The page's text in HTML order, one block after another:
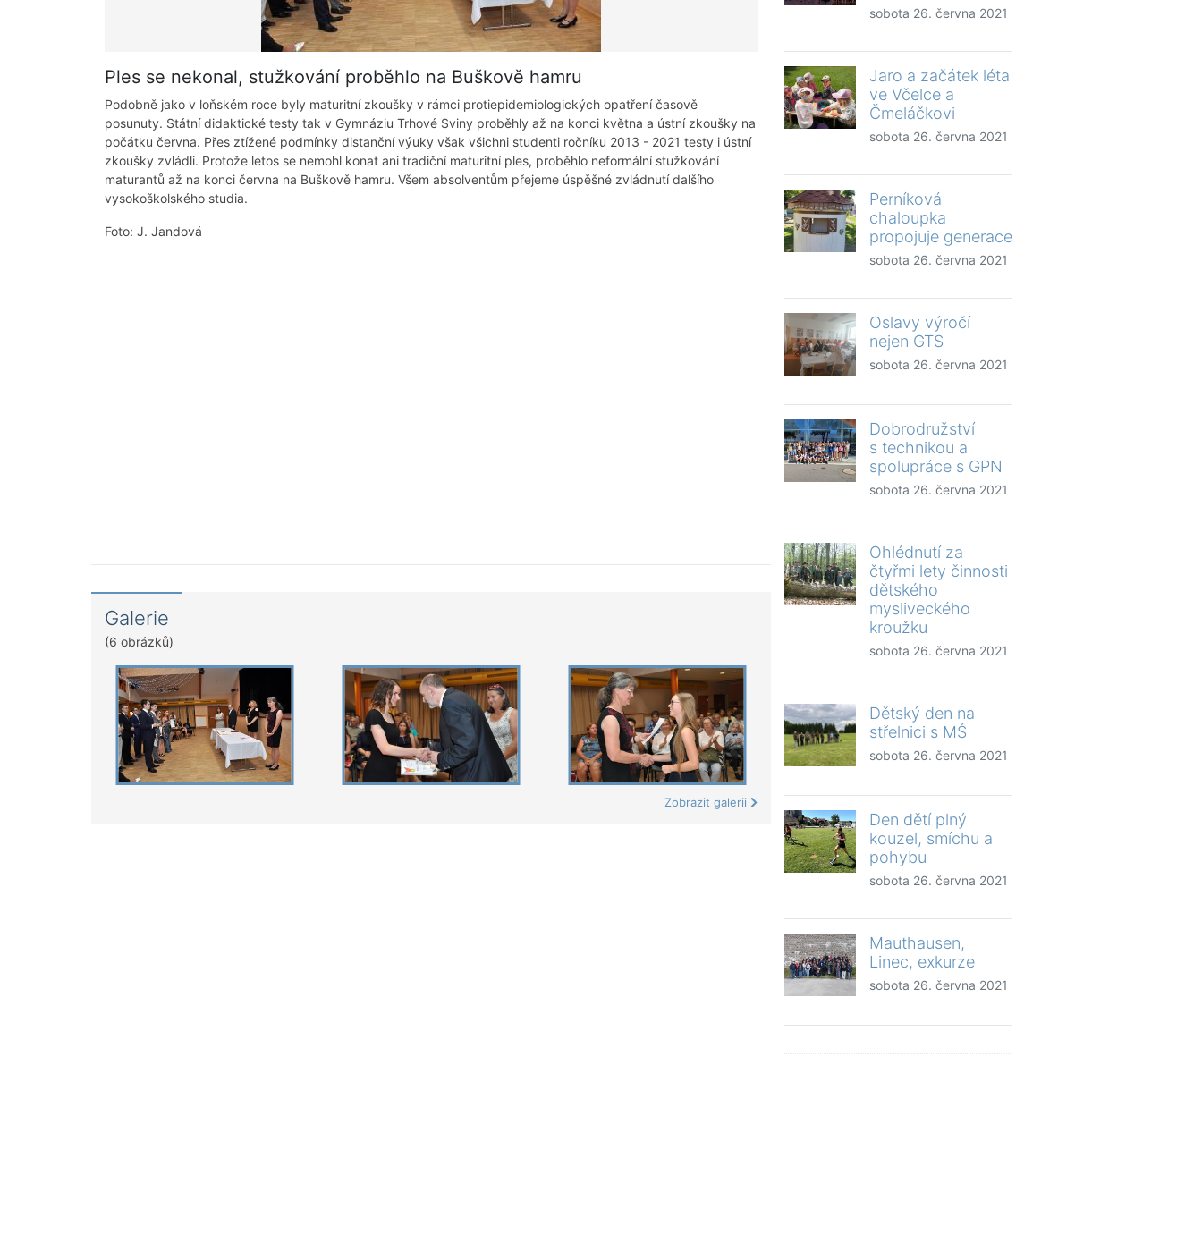
Ples se nekonal, stužkování proběhlo na Buškově hamru
Podobně jako v loňském roce byly maturitní zkoušky v rámci protiepidemiologických opatření časově
posunuty. Státní didaktické testy tak v Gymnáziu Trhové Sviny proběhly až na konci května a ústní zkoušky na
počátku června. Přes ztížené podmínky distanční výuky však všichni studenti ročníku 2013 - 2021 testy i ústní
zkoušky zvládli. Protože letos se nemohl konat ani tradiční maturitní ples, proběhlo neformální stužkování
maturantů až na konci června na Buškově hamru. Všem absolventům přejeme úspěšné zvládnutí dalšího
vysokoškolského studia.
Foto: J. Jandová
Galerie
(6 obrázků)
Zobrazit galerii
sobota 26. června 2021
Jaro a začátek léta
ve Včelce a
Čmeláčkovi
sobota 26. června 2021
Perníková
chaloupka
propojuje generace
sobota 26. června 2021
Oslavy výročí
nejen GTS
sobota 26. června 2021
Dobrodružství
s technikou a
spolupráce s GPN
sobota 26. června 2021
Ohlédnutí za
čtyřmi lety činnosti
dětského
mysliveckého
kroužku
sobota 26. června 2021
Dětský den na
střelnici s MŠ
sobota 26. června 2021
Den dětí plný
kouzel, smíchu a
pohybu
sobota 26. června 2021
Mauthausen,
Linec, exkurze
sobota 26. června 2021